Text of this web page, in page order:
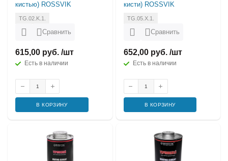
кистью) ROSSVIK
TG.02.K.1.
Сравнить
615,00 руб. /шт
Есть в наличии
В КОРЗИНУ
кисти) ROSSVIK
TG.05.X.1.
Сравнить
652,00 руб. /шт
Есть в наличии
В КОРЗИНУ